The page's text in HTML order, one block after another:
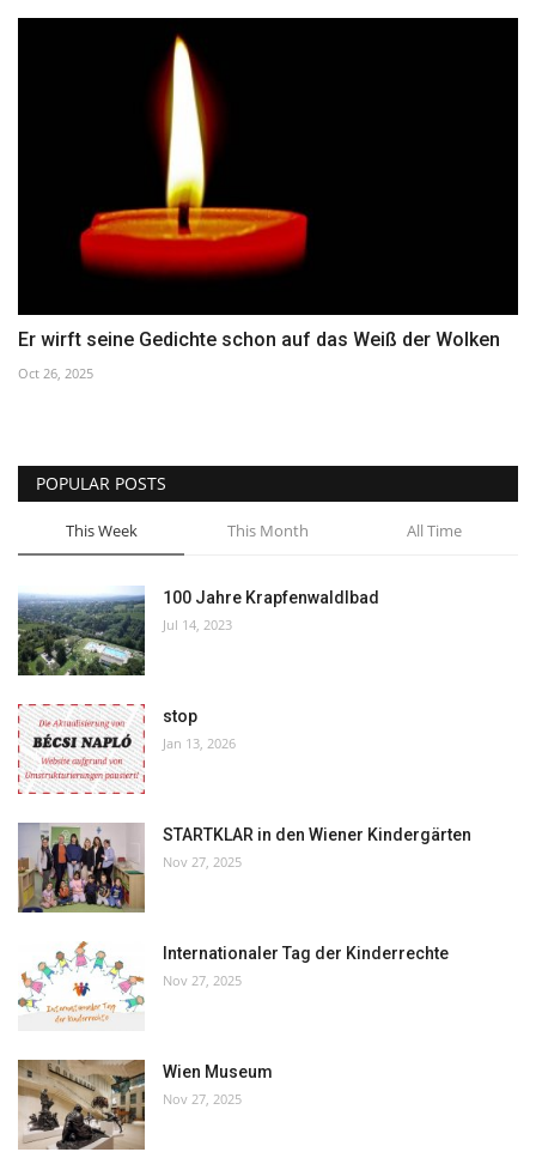
Er wirft seine Gedichte schon auf das Weiß der Wolken
Oct 26, 2025
POPULAR POSTS
This Week This Month All Time
100 Jahre Krapfenwaldlbad
Jul 14, 2023
stop
Jan 13, 2026
STARTKLAR in den Wiener Kindergärten
Nov 27, 2025
Internationaler Tag der Kinderrechte
Nov 27, 2025
Wien Museum
Nov 27, 2025